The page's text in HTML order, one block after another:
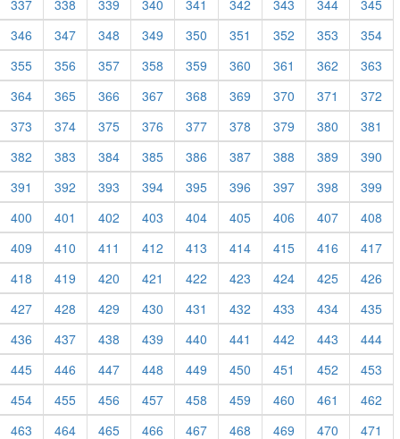
337
338 339 340 341 342 343 344
345
346
347 348 349 350 351 352 353
354
355
356 357 358 359 360 361 362
363
364
365 366 367 368 369 370 371
372
373
374 375 376 377 378 379 380
381
382
383 384 385 386 387 388 389
390
391
392 393 394 395 396 397 398
399
400
401 402 403 404 405 406 407
408
409
410 411 412 413 414 415 416
417
418
419 420 421 422 423 424 425
426
427
428 429 430 431 432 433 434
435
436
437 438 439 440 441 442 443
444
445
446 447 448 449 450 451 452
453
454
455 456 457 458 459 460 461
462
463
464 465 466 467 468 469 470
471